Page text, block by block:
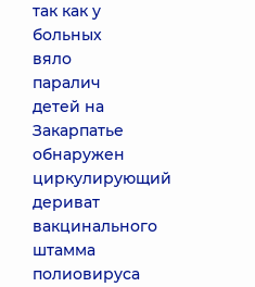
так как у
больных
вяло
паралич
детей на
Закарпатье
обнаружен
циркулирующий
дериват
вакцинального
штамма
полиовируса